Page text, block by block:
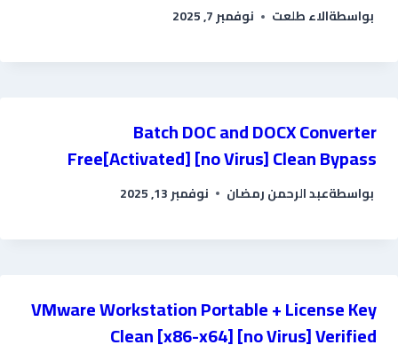
بواسطةالاء طلعت نوفمبر 7, 2025
Batch DOC and DOCX Converter
Free[Activated] [no Virus] Clean Bypass
بواسطةعبد الرحمن رمضان نوفمبر 13, 2025
VMware Workstation Portable + License Key
Clean [x86-x64] [no Virus] Verified